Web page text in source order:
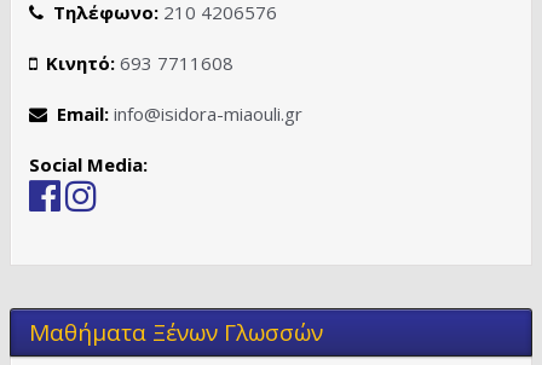
Τηλέφωνο: 210 4206576
Κινητό: 693 7711608
Email: info@isidora-miaouli.gr
Social Media:
Μαθήματα Ξένων Γλωσσών